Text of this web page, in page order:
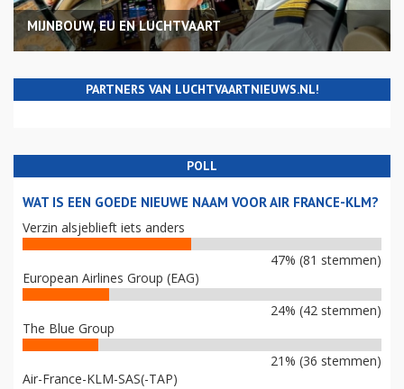
MIJNBOUW, EU EN LUCHTVAART
PARTNERS VAN LUCHTVAARTNIEUWS.NL!
POLL
WAT IS EEN GOEDE NIEUWE NAAM VOOR AIR FRANCE-KLM?
Verzin alsjeblieft iets anders
47% (81 stemmen)
European Airlines Group (EAG)
24% (42 stemmen)
The Blue Group
21% (36 stemmen)
Air-France-KLM-SAS(-TAP)